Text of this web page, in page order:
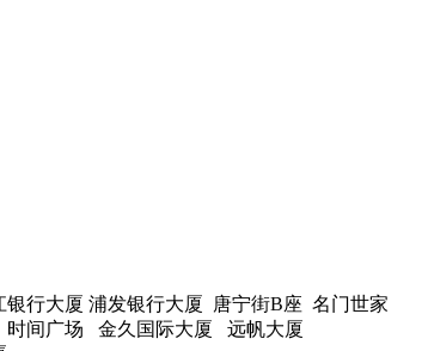
行大厦 浦发银行大厦 唐宁街B座 名门世家
间广场 金久国际大厦 远帆大厦